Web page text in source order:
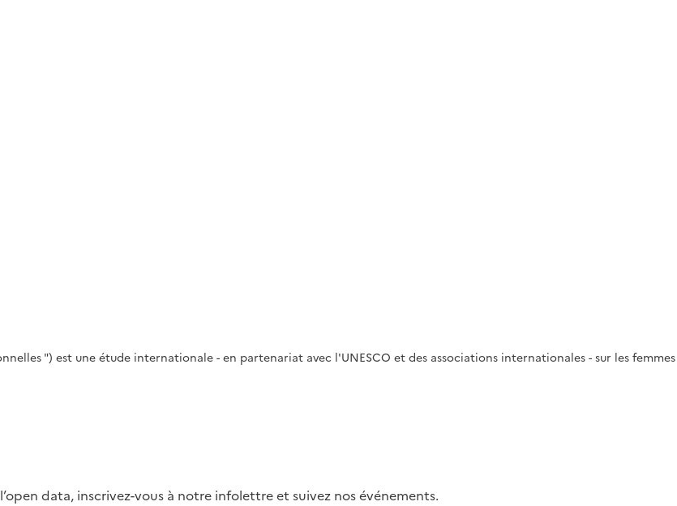
") est une étude internationale - en partenariat avec l'UNESCO et des associations internationales - sur les femmes
data, inscrivez-vous à notre infolettre et suivez nos événements.